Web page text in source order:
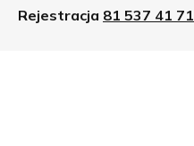
Rejestracja 81 537 41 71